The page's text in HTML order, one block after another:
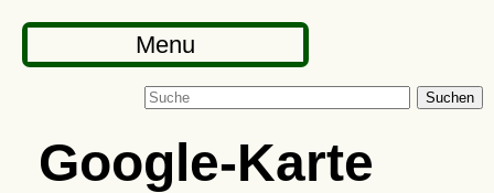
Menu
Suchen
Google-Karte